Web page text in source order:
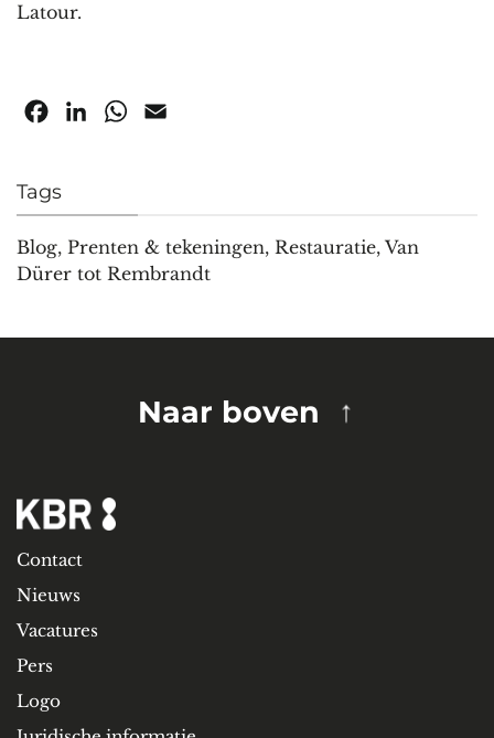
Latour.
FacebookLinkedInWhatsApp
Tags
Blog, Prenten & tekeningen, Restauratie, Van
Dürer tot Rembrandt
Naar boven
Contact
Nieuws
Vacatures
Pers
Logo